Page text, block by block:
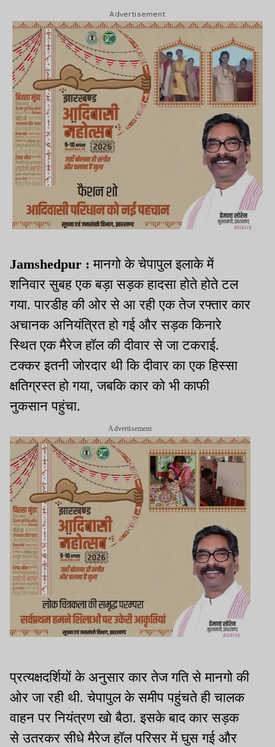
Advertisement
Jamshedpur : मानगो के चेपापुल इलाके में
शनिवार सुबह एक बड़ा सड़क हादसा होते होते टल
गया. पारडीह की ओर से आ रही एक तेज रफ्तार कार
अचानक अनियंत्रित हो गई और सड़क किनारे
स्थित एक मैरेज हॉल की दीवार से जा टकराई.
टक्कर इतनी जोरदार थी कि दीवार का एक हिस्सा
क्षतिग्रस्त हो गया, जबकि कार को भी काफी
नुकसान पहुंचा.
Advertisement
प्रत्यक्षदर्शियों के अनुसार कार तेज गति से मानगो की
ओर जा रही थी. चेपापुल के समीप पहुंचते ही चालक
वाहन पर नियंत्रण खो बैठा. इसके बाद कार सड़क
से उतरकर सीधे मैरेज हॉल परिसर में घुस गई और